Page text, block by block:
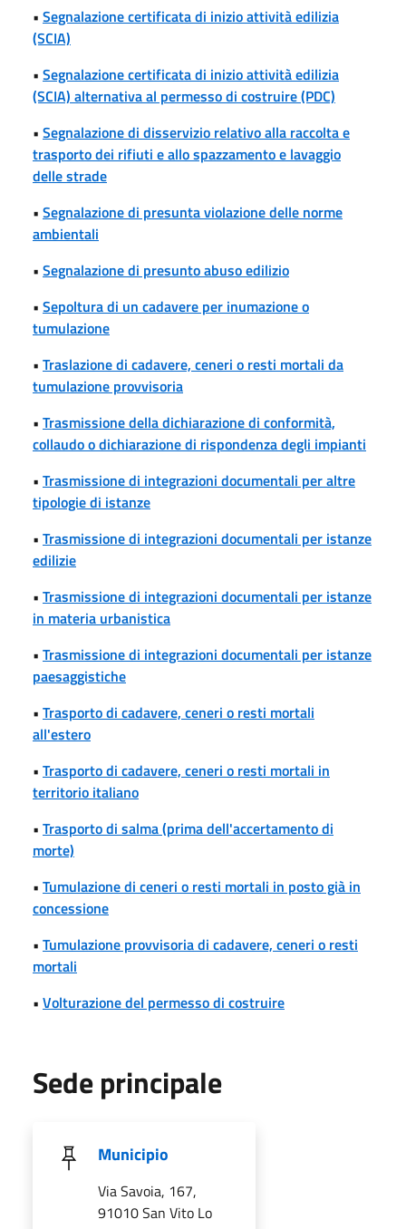
• Segnalazione certificata di inizio attività edilizia
(SCIA)
• Segnalazione certificata di inizio attività edilizia
(SCIA) alternativa al permesso di costruire (PDC)
• Segnalazione di disservizio relativo alla raccolta e
trasporto dei rifiuti e allo spazzamento e lavaggio
delle strade
• Segnalazione di presunta violazione delle norme
ambientali
• Segnalazione di presunto abuso edilizio
• Sepoltura di un cadavere per inumazione o
tumulazione
• Traslazione di cadavere, ceneri o resti mortali da
tumulazione provvisoria
• Trasmissione della dichiarazione di conformità,
collaudo o dichiarazione di rispondenza degli impianti
• Trasmissione di integrazioni documentali per altre
tipologie di istanze
• Trasmissione di integrazioni documentali per istanze
edilizie
• Trasmissione di integrazioni documentali per istanze
in materia urbanistica
• Trasmissione di integrazioni documentali per istanze
paesaggistiche
• Trasporto di cadavere, ceneri o resti mortali
all'estero
• Trasporto di cadavere, ceneri o resti mortali in
territorio italiano
• Trasporto di salma (prima dell'accertamento di
morte)
• Tumulazione di ceneri o resti mortali in posto già in
concessione
• Tumulazione provvisoria di cadavere, ceneri o resti
mortali
• Volturazione del permesso di costruire
Sede principale
Municipio
Via Savoia, 167,
91010 San Vito Lo